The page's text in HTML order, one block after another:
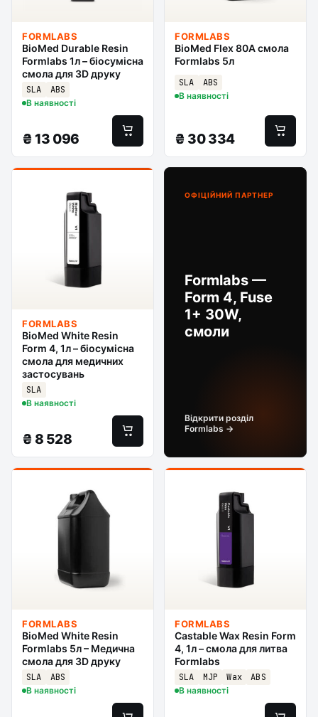
FORMLABS
BioMed Durable Resin
Formlabs 1л – біосумісна
смола для 3D друку
SLA ABS
В наявності
₴ 13 096
FORMLABS
BioMed Flex 80A смола
Formlabs 5л
SLA ABS
В наявності
₴ 30 334
FORMLABS
BioMed White Resin
Form 4, 1л – біосумісна
смола для медичних
застосувань
SLA
В наявності
₴ 8 528
ОФІЦІЙНИЙ ПАРТНЕР
Formlabs —
Form 4, Fuse
1+ 30W,
смоли
Відкрити розділ
Formlabs →
FORMLABS
BioMed White Resin
Formlabs 5л – Медична
смола для 3D друку
SLA ABS
В наявності
FORMLABS
Castable Wax Resin Form
4, 1л – смола для литва
Formlabs
SLA MJP Wax ABS
В наявності